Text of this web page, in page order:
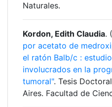
Naturales.
Kordon, Edith Claudia.
por acetato de
el ratón Balb/c :
involucrados en la
tumoral". Tesis
Aires. Facultad de